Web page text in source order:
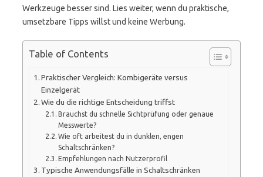
Werkzeuge besser sind. Lies weiter, wenn du praktische,
umsetzbare Tipps willst und keine Werbung.
Table of Contents
Praktischer Vergleich: Kombigeräte versus
Einzelgerät
Wie du die richtige Entscheidung triffst
Brauchst du schnelle Sichtprüfung oder genaue
Messwerte?
Wie oft arbeitest du in dunklen, engen
Schaltschränken?
Empfehlungen nach Nutzerprofil
Typische Anwendungsfälle in Schaltschränken